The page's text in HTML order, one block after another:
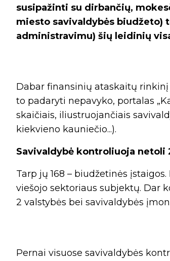
susipažinti su dirbančių,
miesto savivaldybės biudžeto)
administravimu) šių leidinių
Dabar finansinių ataskaitų
to padaryti nepavyko, portalas
skaičiais, iliustruojančiais
kiekvieno kauniečio...).
Savivaldybė kontroliuoja netoli
Tarp jų 168 – biudžetinės
viešojo sektoriaus subjektų. Dar
2 valstybės bei savivaldybės
Pernai visuose savivaldybės